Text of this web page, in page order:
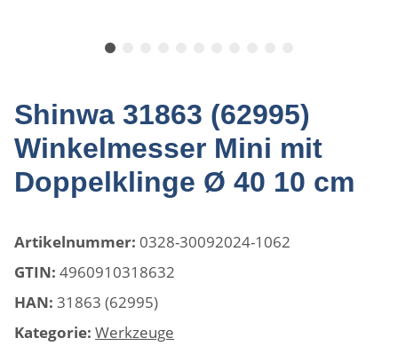
Shinwa 31863 (62995)
Winkelmesser Mini mit
Doppelklinge Ø 40 10 cm
Artikelnummer: 0328-30092024-1062
GTIN: 4960910318632
HAN: 31863 (62995)
Kategorie: Werkzeuge